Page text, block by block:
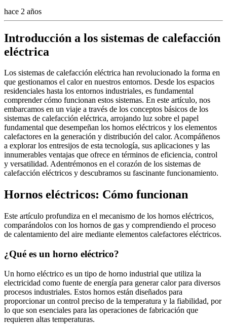
hace 2 años
Introducción a los sistemas de calefacción
eléctrica
Los sistemas de calefacción eléctrica han revolucionado la forma en
que gestionamos el calor en nuestros entornos. Desde los espacios
residenciales hasta los entornos industriales, es fundamental
comprender cómo funcionan estos sistemas. En este artículo, nos
embarcamos en un viaje a través de los conceptos básicos de los
sistemas de calefacción eléctrica, arrojando luz sobre el papel
fundamental que desempeñan los hornos eléctricos y los elementos
calefactores en la generación y distribución del calor. Acompáñenos
a explorar los entresijos de esta tecnología, sus aplicaciones y las
innumerables ventajas que ofrece en términos de eficiencia, control
y versatilidad. Adentrémonos en el corazón de los sistemas de
calefacción eléctricos y descubramos su fascinante funcionamiento.
Hornos eléctricos: Cómo funcionan
Este artículo profundiza en el mecanismo de los hornos eléctricos,
comparándolos con los hornos de gas y comprendiendo el proceso
de calentamiento del aire mediante elementos calefactores eléctricos.
¿Qué es un horno eléctrico?
Un horno eléctrico es un tipo de horno industrial que utiliza la
electricidad como fuente de energía para generar calor para diversos
procesos industriales. Estos hornos están diseñados para
proporcionar un control preciso de la temperatura y la fiabilidad, por
lo que son esenciales para las operaciones de fabricación que
requieren altas temperaturas.